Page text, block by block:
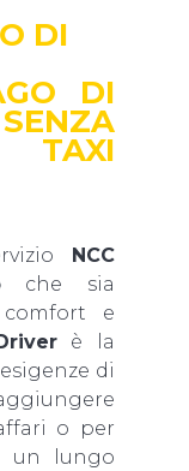
DI
DI
TAXI
NCC
che sia
e
è la
di
o per
un lungo